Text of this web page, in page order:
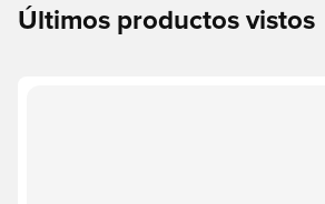
Últimos productos vistos